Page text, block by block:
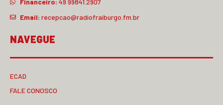
Financeiro: 49 99841.2907
Email: recepcao@radiofraiburgo.fm.br
NAVEGUE
ECAD
FALE CONOSCO